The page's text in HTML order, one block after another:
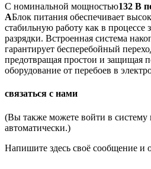
С номинальной мощностью132 В
АБлок питания обеспечивает
стабильную работу как в процессе
разрядки. Встроенная система
гарантирует бесперебойный
предотвращая простои и защищая
оборудование от перебоев в
связаться с нами
(Вы также можете войти в систему
автоматически.)
Напишите здесь своё сообщение и